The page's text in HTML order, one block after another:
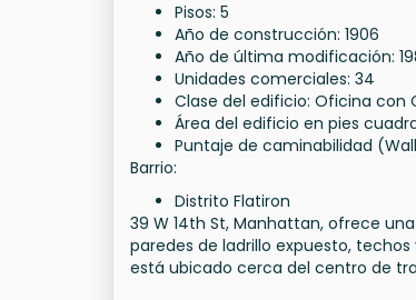
Pisos: 5
Año de construcción: 1906
Año de última modificación:
Unidades comerciales: 34
Clase del edificio: Oficina con
Área del edificio en pies
Puntaje de caminabilidad
Barrio:
Distrito Flatiron
39 W 14th St, Manhattan, ofrece
paredes de ladrillo expuesto,
está ubicado cerca del centro de